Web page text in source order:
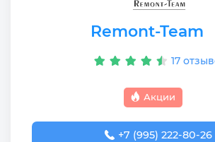
Remont-Team
17
Акции
+7 (995) 222-80-26